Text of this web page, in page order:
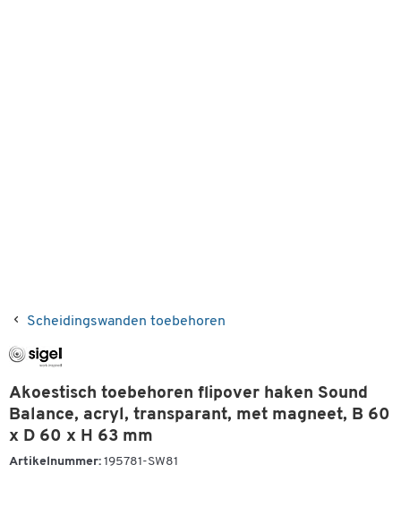
Scheidingswanden toebehoren
Akoestisch toebehoren flipover haken Sound
Balance, acryl, transparant, met magneet, B 60
x D 60 x H 63 mm
Artikelnummer: 195781-SW81